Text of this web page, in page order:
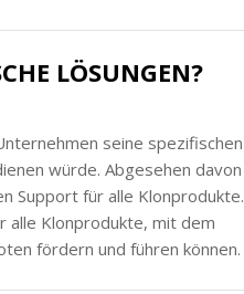
LÖSUNGEN?
seine spezifischen
würde. Abgesehen davon
Support für alle Klonprodukte.
alle Klonprodukte, mit dem
fördern und führen können.